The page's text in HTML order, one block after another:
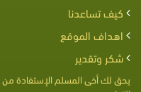
كيف تساعدنا
اهداف الموقع
شكر وتقدير
يحق لك أخى المسلم الإستفادة